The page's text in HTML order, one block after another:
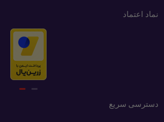
نماد اعتماد
دسترسی سریع